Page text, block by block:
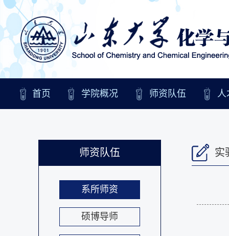
首页 学院概况 师资队伍 人
师资队伍
系所师资
硕博导师
实